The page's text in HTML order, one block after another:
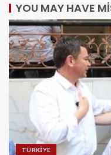
YOU MAY HAVE
TÜRKIYE